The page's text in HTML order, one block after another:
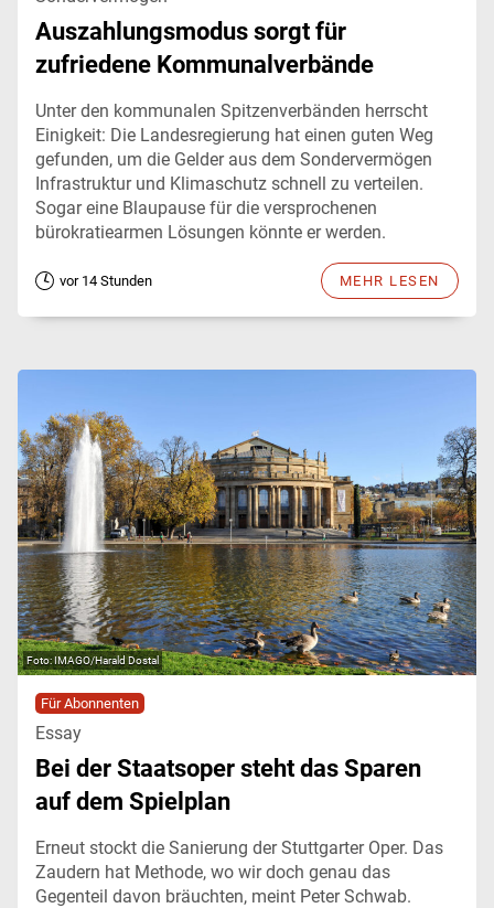
Auszahlungsmodus sorgt für
zufriedene Kommunalverbände
Unter den kommunalen Spitzenverbänden herrscht
Einigkeit: Die Landesregierung hat einen guten Weg
gefunden, um die Gelder aus dem Sondervermögen
Infrastruktur und Klimaschutz schnell zu verteilen.
Sogar eine Blaupause für die versprochenen
bürokratiearmen Lösungen könnte er werden.
vor 14 Stunden MEHR LESEN
IMAGO/Harald Dostal
Für Abonnenten
Essay
Bei der Staatsoper steht das Sparen
auf dem Spielplan
Erneut stockt die Sanierung der Stuttgarter Oper. Das
Zaudern hat Methode, wo wir doch genau das
Gegenteil davon bräuchten, meint Peter Schwab.